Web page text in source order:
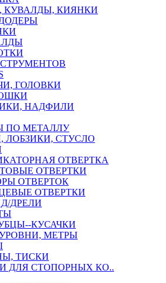
КУВАЛДЫ, КИЯНКИ
ГОЛОВКИ
НАДФИЛИ
ПО МЕТАЛЛУ
ЛОБЗИКИ, СТУСЛО
ОТВЕРТКА
ОТВЕРТКИ
ОТВЕРТОК
ОТВЕРТКИ
ДРЕЛИ
КУСАЧКИ
МЕТРЫ
ТИСКИ
ДЛЯ СТОПОРНЫХ КО..